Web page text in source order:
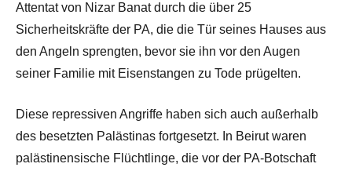
Attentat von Nizar Banat durch die über 25
Sicherheitskräfte der PA, die die Tür seines Hauses aus
den Angeln sprengten, bevor sie ihn vor den Augen
seiner Familie mit Eisenstangen zu Tode prügelten.
Diese repressiven Angriffe haben sich auch außerhalb
des besetzten Palästinas fortgesetzt. In Beirut waren
palästinensische Flüchtlinge, die vor der PA-Botschaft